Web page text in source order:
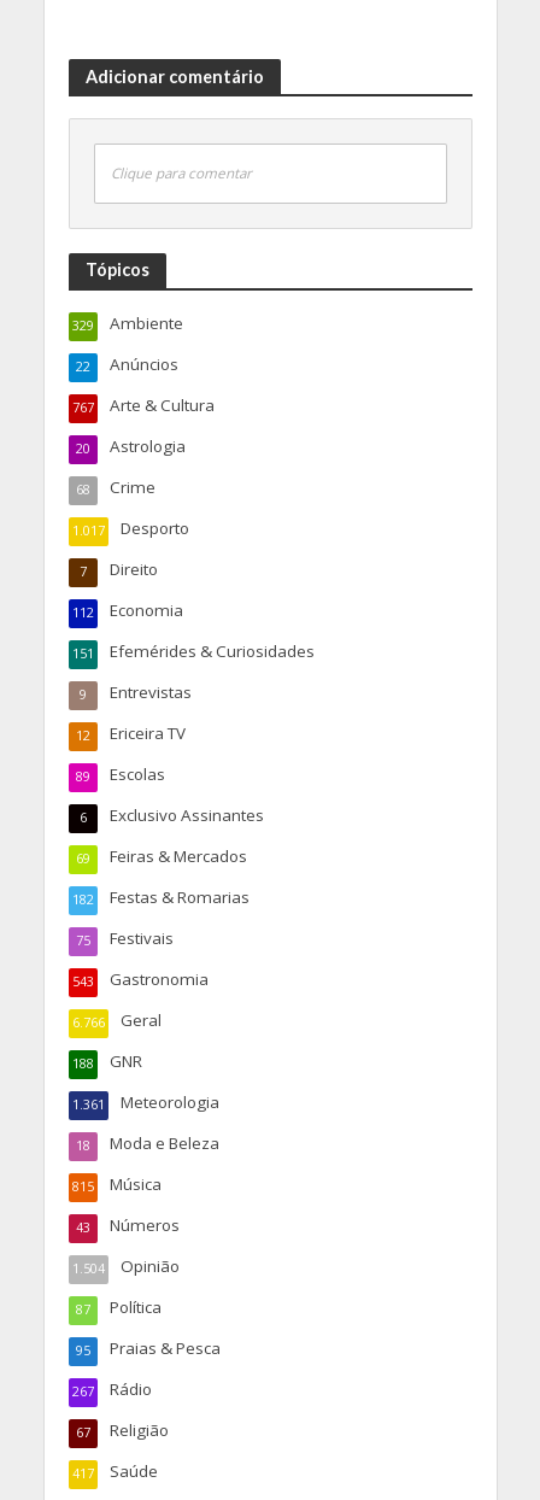
Adicionar comentário
Clique para comentar
Tópicos
Ambiente
329
Anúncios
22
Arte & Cultura
767
Astrologia
20
Crime
68
Desporto
1.017
Direito
7
Economia
112
Efemérides & Curiosidades
151
Entrevistas
9
Ericeira TV
12
Escolas
89
Exclusivo Assinantes
6
Feiras & Mercados
69
Festas & Romarias
182
Festivais
75
Gastronomia
543
Geral
6.766
GNR
188
Meteorologia
1.361
Moda e Beleza
18
Música
815
Números
43
Opinião
1.504
Política
87
Praias & Pesca
95
Rádio
267
Religião
67
Saúde
417